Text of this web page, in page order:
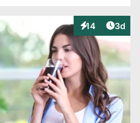
14
Interaktionen
3d